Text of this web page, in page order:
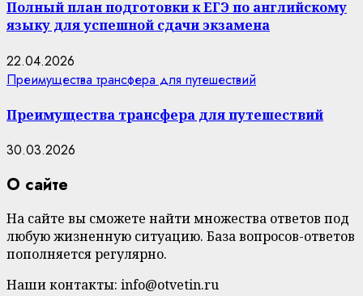
Полный план подготовки к ЕГЭ по английскому
языку для успешной сдачи экзамена
22.04.2026
Преимущества трансфера для путешествий
Преимущества трансфера для путешествий
30.03.2026
О сайте
На сайте вы сможете найти множества ответов под
любую жизненную ситуацию. База вопросов-ответов
пополняется регулярно.
Наши контакты: info@otvetin.ru